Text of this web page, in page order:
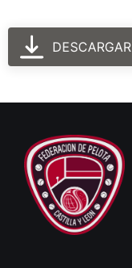
DESCARGAR